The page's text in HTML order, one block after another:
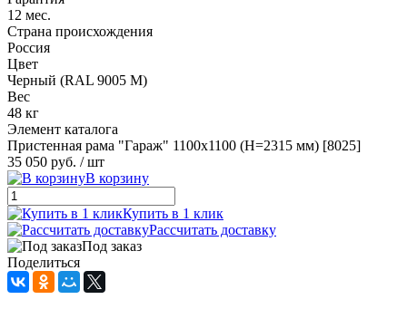
12 мес.
Страна происхождения
Россия
Цвет
Черный (RAL 9005 М)
Вес
48 кг
Элемент каталога
Пристенная рама "Гараж" 1100х1100 (H=2315 мм) [8025]
35 050 руб. / шт
В корзину
Купить в 1 клик
Рассчитать доставку
Под заказ
Поделиться